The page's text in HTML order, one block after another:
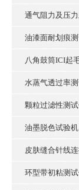
通气阻力及压
油漆面耐划痕
八角鼓筒ICI起
水蒸气透过率
颗粒过滤性测
油墨脱色试验机
皮肤缝合针线
环型带初粘测